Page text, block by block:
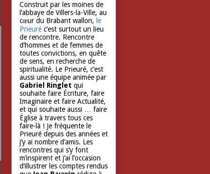
Construit par les moines de
l’abbaye de Villers-la-Ville, au
cœur du Brabant wallon, le
Prieuré c’est surtout un lieu
de rencontre. Rencontre
d’hommes et de femmes de
toutes convictions, en quête
de sens, en recherche de
spiritualité. Le Prieuré, c’est
aussi une équipe animée par
Gabriel Ringlet qui
souhaite faire Écriture, faire
Imaginaire et faire Actualité,
et qui souhaite aussi … faire
Église à travers tous ces
faire-là ! Je fréquente le
Prieuré depuis des années et
j’y ai nombre d’amis. Les
rencontres qui s’y font
m’inspirent et j’ai l’occasion
d’illustrer les comptes rendus